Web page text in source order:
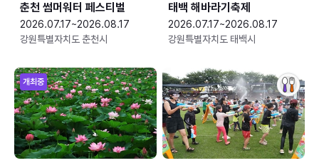
춘천 썸머워터 페스티벌
2026.07.17~2026.08.17
강원특별자치도 춘천시
태백 해바라기축제
2026.07.17~2026.08.17
강원특별자치도 태백시
개최중